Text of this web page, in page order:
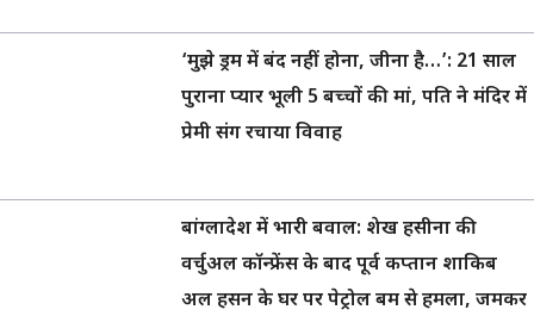
‘मुझे ड्रम में बंद नहीं होना, जीना है…’: 21 साल
पुराना प्यार भूली 5 बच्चों की मां, पति ने मंदिर में
प्रेमी संग रचाया विवाह
बांग्लादेश में भारी बवाल: शेख हसीना की
वर्चुअल कॉन्फ्रेंस के बाद पूर्व कप्तान शाकिब
अल हसन के घर पर पेट्रोल बम से हमला, जमकर